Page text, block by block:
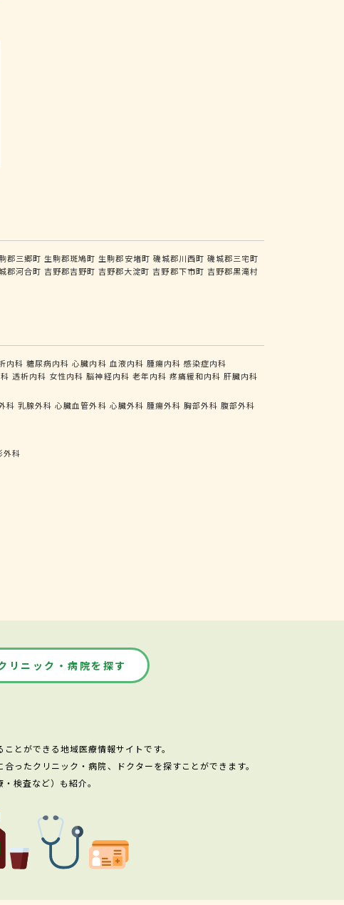
郡三郷町 生駒郡斑鳩町 生駒郡安堵町 磯城郡川西町 磯城郡三宅町
郡河合町 吉野郡吉野町 吉野郡大淀町 吉野郡下市町 吉野郡黒滝村
内科 糖尿病内科 心臓内科 血液内科 腫瘍内科 感染症内科
透析内科 女性内科 脳神経内科 老年内科 疼痛緩和内科 肝臓内科
科 乳腺外科 心臓血管外科 心臓外科 腫瘍外科 胸部外科 腹部外科
外科
リニック・病院を探す
とができる地域医療情報サイトです。
ったクリニック・病院、ドクターを探すことができます。
検査など）も紹介。